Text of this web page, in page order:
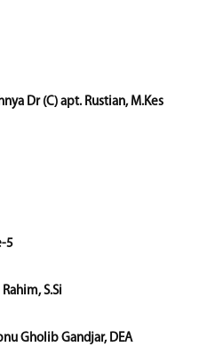
Dr (C) apt. Rustian, M.Kes
5
S.Si
Gholib Gandjar, DEA